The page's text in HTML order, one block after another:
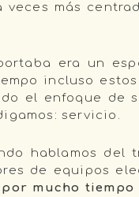
más
era un
incluso
el enfoque de
servicio.
hablamos del
de equipos
mucho tiempo